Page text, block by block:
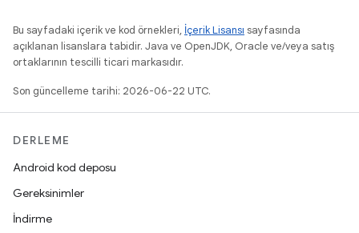
Bu sayfadaki içerik ve kod örnekleri, İçerik Lisansı sayfasında
açıklanan lisanslara tabidir. Java ve OpenJDK, Oracle ve/veya satış
ortaklarının tescilli ticari markasıdır.
Son güncelleme tarihi: 2026-06-22 UTC.
DERLEME
Android kod deposu
Gereksinimler
İndirme